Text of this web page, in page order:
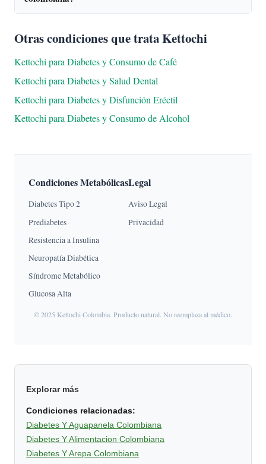
Otras condiciones que trata Kettochi
Kettochi para Diabetes y Consumo de Café
Kettochi para Diabetes y Salud Dental
Kettochi para Diabetes y Disfunción Eréctil
Kettochi para Diabetes y Consumo de Alcohol
Condiciones Metabólicas
Diabetes Tipo 2
Prediabetes
Resistencia a Insulina
Neuropatía Diabética
Síndrome Metabólico
Glucosa Alta
Legal
Aviso Legal
Privacidad
© 2025 Kettochi Colombia. Producto natural. No reemplaza al médico.
Explorar más
Condiciones relacionadas:
Diabetes Y Aguapanela Colombiana
Diabetes Y Alimentacion Colombiana
Diabetes Y Arepa Colombiana